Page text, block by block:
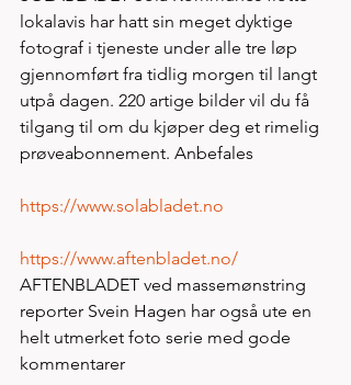
lokalavis har hatt sin meget dyktige
fotograf i tjeneste under alle tre løp
gjennomført fra tidlig morgen til langt
utpå dagen. 220 artige bilder vil du få
tilgang til om du kjøper deg et rimelig
prøveabonnement. Anbefales
https://www.solabladet.no
https://www.aftenbladet.no/
AFTENBLADET ved massemønstring
reporter Svein Hagen har også ute en
helt utmerket foto serie med gode
kommentarer